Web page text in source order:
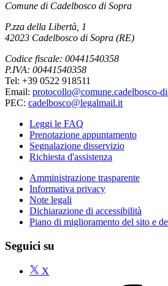
Comune di Cadelbosco di Sopra
P.zza della Libertà, 1
42023 Cadelbosco di Sopra (RE)
Codice fiscale: 00441540358
P.IVA: 00441540358
Tel: +39 0522 918511
Email: protocollo@comune.cadelbosco-
PEC: cadelbosco@legalmail.it
Leggi le FAQ
Prenotazione appuntamento
Segnalazione disservizio
Richiesta d'assistenza
Amministrazione trasparente
Informativa privacy
Note legali
Dichiarazione di accessibilità
Piano di miglioramento del sito e
Seguici su
X